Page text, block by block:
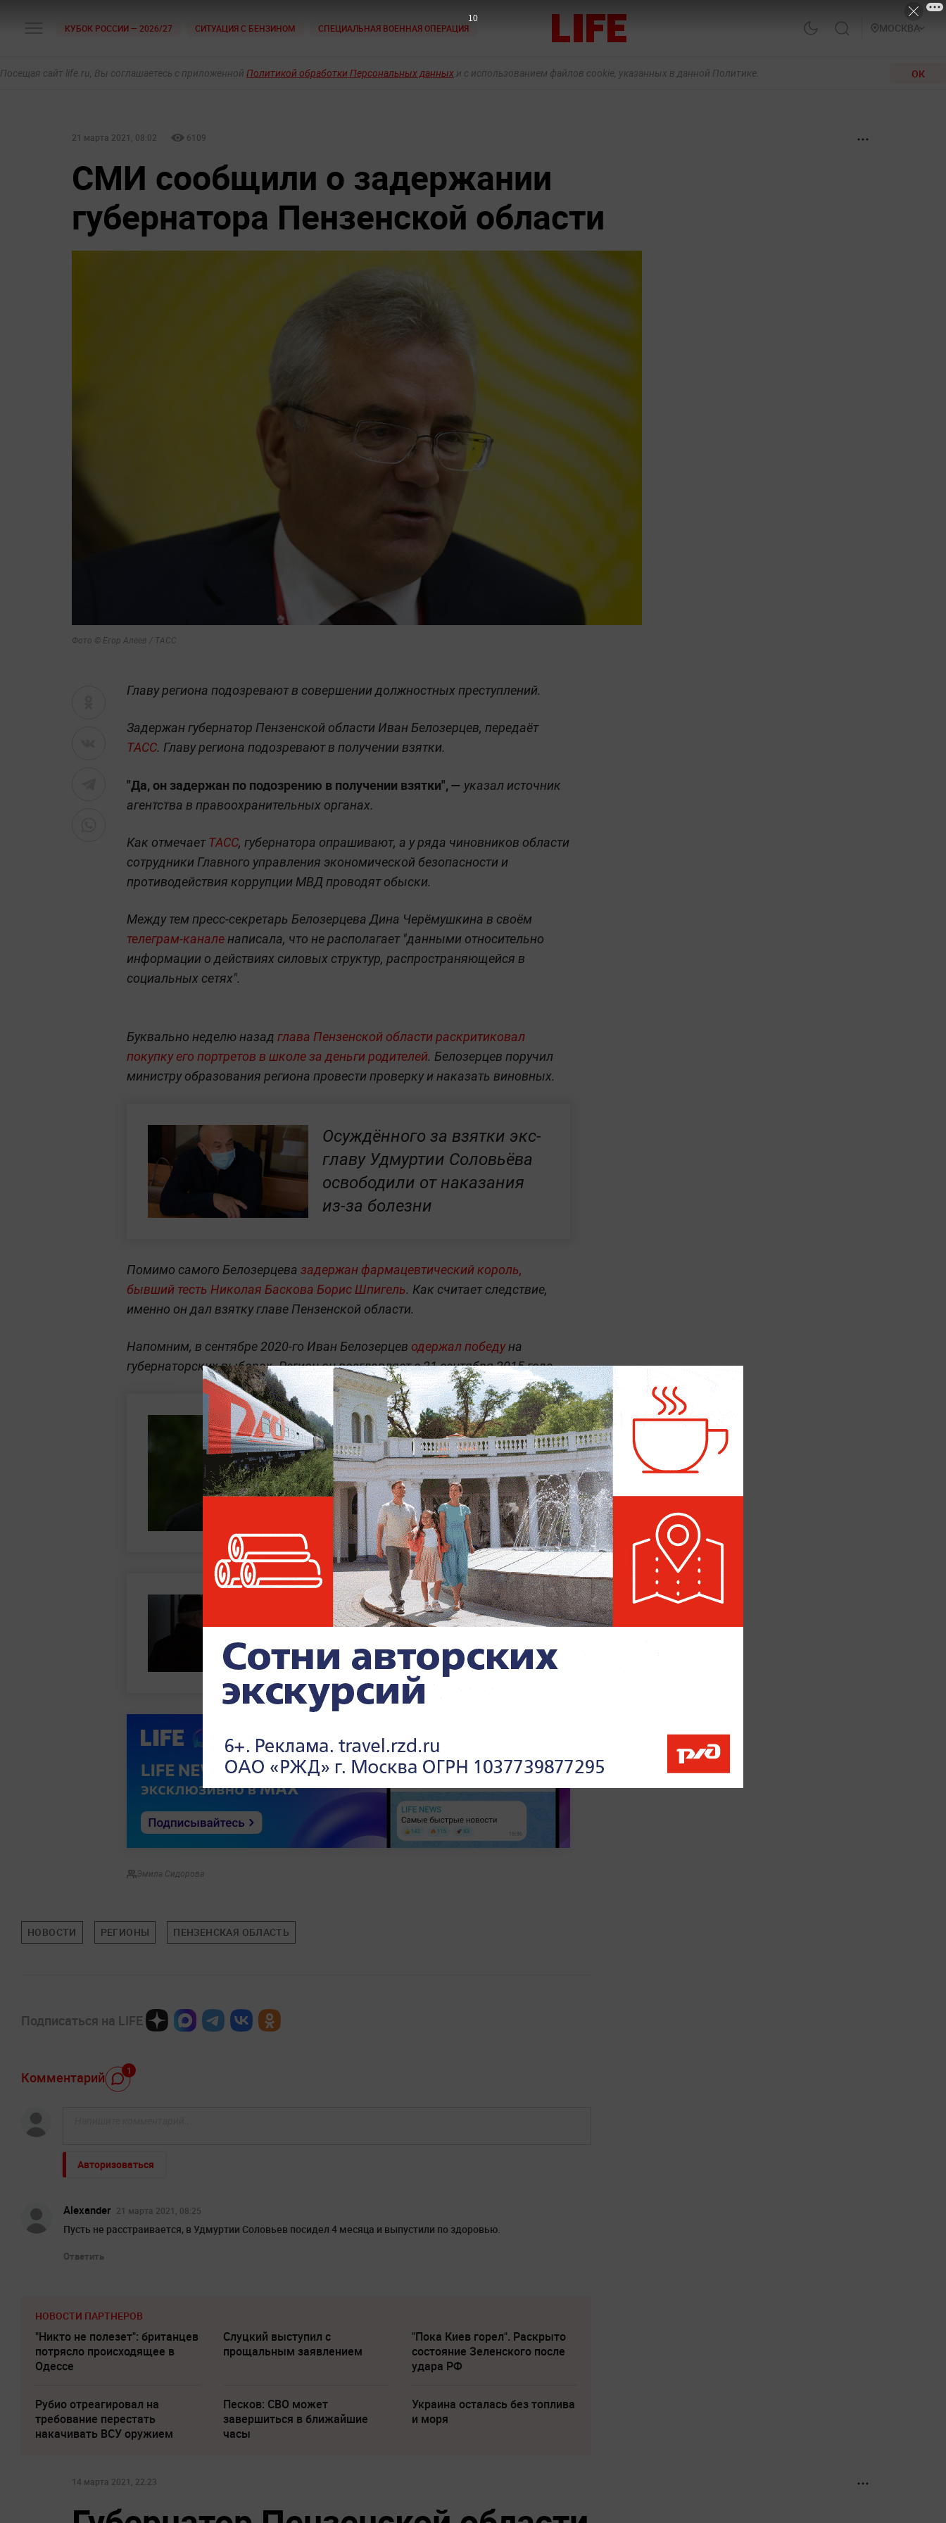
КУБОК РОССИИ — 2026/27 СИТУАЦИЯ С БЕНЗИНОМ СПЕЦИАЛЬНАЯ ВОЕННАЯ ОПЕРАЦИЯ МОСКВА
Посещая сайт life.ru, Вы соглашаетесь с приложенной Политикой обработки Персональных данных и с использованием файлов cookie, указанных в данной Политике. ОК
21 марта 2021, 08:02 6109
СМИ сообщили о задержании
губернатора Пензенской области
Фото © Егор Алеев / ТАСС
Главу региона подозревают в совершении должностных преступлений.
Задержан губернатор Пензенской области Иван Белозерцев, передаёт
ТАСС. Главу региона подозревают в получении взятки.
"Да, он задержан по подозрению в получении взятки", — указал источник
агентства в правоохранительных органах.
Как отмечаетТАСС, губернатора опрашивают, а у ряда чиновников области
сотрудники Главного управления экономической безопасности и
противодействия коррупции МВД проводят обыски.
Между тем пресс-секретарь Белозерцева Дина Черёмушкина в своём
телеграм-канале написала, что не располагает "данными относительно
информации о действиях силовых структур, распространяющейся в
социальных сетях".
Буквально неделю назад глава Пензенской области раскритиковал
покупку его портретов в школе за деньги родителей. Белозерцев поручил
министру образования региона провести проверку и наказать виновных.
Осуждённого за взятки экс-
главу Удмуртии Соловьёва
освободили от наказания
из-за болезни
Помимо самого Белозерцева задержан фармацевтический король,
бывший тесть Николая Баскова Борис Шпигель. Как считает следствие,
именно он дал взятку главе Пензенской области.
Напомним, в сентябре 2020-го Иван Белозерцев одержал победуна
губернаторских выборах. Регион он возглавляет с 21 сентября 2015 года.
СК назвал размер взятки,
которую губернатор
Пензенской области
получил от бывшего тестя
Баскова
СК показал кадры обысков
у губернатора Пензенской
области
Эмила Сидорова
НОВОСТИ РЕГИОНЫ ПЕНЗЕНСКАЯ ОБЛАСТЬ
Подписаться на LIFE
Комментарий 1
Авторизоваться
Alexander 21 марта 2021, 08:25
Пусть не расстраивается, в Удмуртии Соловьев посидел 4 месяца и выпустили по здоровью.
Ответить
НОВОСТИ ПАРТНЕРОВ
"Никто не полезет": британцев
потрясло происходящее в
Одессе
Слуцкий выступил с
прощальным заявлением
"Пока Киев горел". Раскрыто
состояние Зеленского после
удара РФ
Рубио отреагировал на
требование перестать
накачивать ВСУ оружием
Песков: СВО может
завершиться в ближайшие
часы
Украина осталась без топлива
и моря
14 марта 2021, 22:23
9